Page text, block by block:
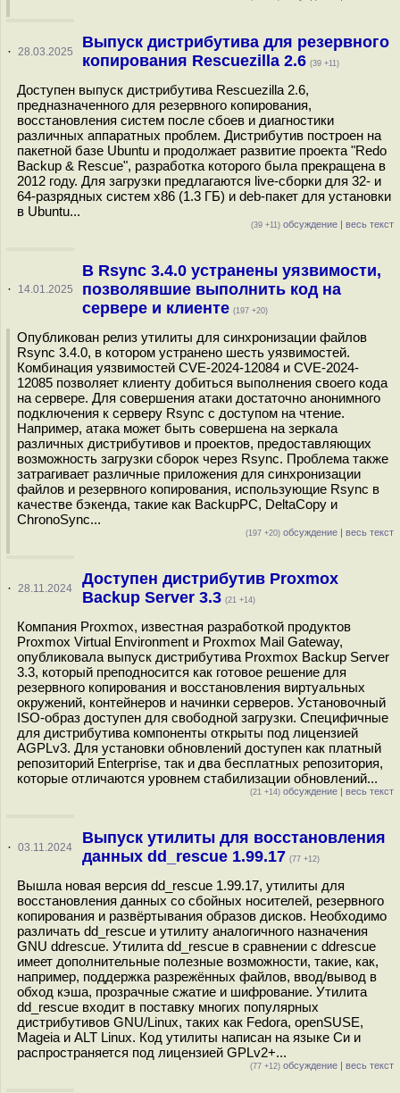
· 28.03.2025
Выпуск дистрибутива для резервного
копирования Rescuezilla 2.6 (39 +11)
Доступен выпуск дистрибутива Rescuezilla 2.6,
предназначенного для резервного копирования,
восстановления систем после сбоев и диагностики
различных аппаратных проблем. Дистрибутив построен на
пакетной базе Ubuntu и продолжает развитие проекта "Redo
Backup & Rescue", разработка которого была прекращена в
2012 году. Для загрузки предлагаются live-сборки для 32- и
64-разрядных систем x86 (1.3 ГБ) и deb-пакет для установки
в Ubuntu...
(39 +11) обсуждение | весь текст
· 14.01.2025
В Rsync 3.4.0 устранены уязвимости,
позволявшие выполнить код на
сервере и клиенте (197 +20)
Опубликован релиз утилиты для синхронизации файлов
Rsync 3.4.0, в котором устранено шесть уязвимостей.
Комбинация уязвимостей CVE-2024-12084 и CVE-2024-
12085 позволяет клиенту добиться выполнения своего кода
на сервере. Для совершения атаки достаточно анонимного
подключения к серверу Rsync с доступом на чтение.
Например, атака может быть совершена на зеркала
различных дистрибутивов и проектов, предоставляющих
возможность загрузки сборок через Rsync. Проблема также
затрагивает различные приложения для синхронизации
файлов и резервного копирования, использующие Rsync в
качестве бэкенда, такие как BackupPC, DeltaCopy и
ChronoSync...
(197 +20) обсуждение | весь текст
· 28.11.2024
Доступен дистрибутив Proxmox
Backup Server 3.3 (21 +14)
Компания Proxmox, известная разработкой продуктов
Proxmox Virtual Environment и Proxmox Mail Gateway,
опубликовала выпуск дистрибутива Proxmox Backup Server
3.3, который преподносится как готовое решение для
резервного копирования и восстановления виртуальных
окружений, контейнеров и начинки серверов. Установочный
ISO-образ доступен для свободной загрузки. Специфичные
для дистрибутива компоненты открыты под лицензией
AGPLv3. Для установки обновлений доступен как платный
репозиторий Enterprise, так и два бесплатных репозитория,
которые отличаются уровнем стабилизации обновлений...
(21 +14) обсуждение | весь текст
· 03.11.2024
Выпуск утилиты для восстановления
данных dd_rescue 1.99.17 (77 +12)
Вышла новая версия dd_rescue 1.99.17, утилиты для
восстановления данных со сбойных носителей, резервного
копирования и развёртывания образов дисков. Необходимо
различать dd_rescue и утилиту аналогичного назначения
GNU ddrescue. Утилита dd_rescue в сравнении с ddrescue
имеет дополнительные полезные возможности, такие, как,
например, поддержка разрежённых файлов, ввод/вывод в
обход кэша, прозрачные сжатие и шифрование. Утилита
dd_rescue входит в поставку многих популярных
дистрибутивов GNU/Linux, таких как Fedora, openSUSE,
Mageia и ALT Linux. Код утилиты написан на языке Си и
распространяется под лицензией GPLv2+...
(77 +12) обсуждение | весь текст